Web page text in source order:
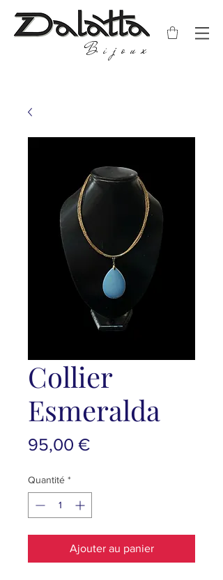
Bijoux
Collier
Esmeralda
95,00 €Prix
Quantité *
Ajouter au panier